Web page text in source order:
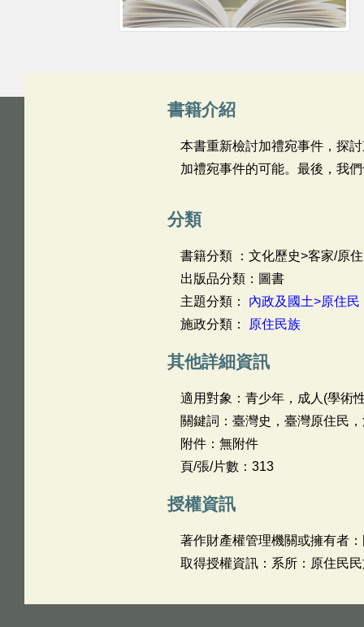
書籍介紹
本書重新檢討加禮宛事件，探
加禮宛事件的可能。最後，我
分類
書籍分類 ：文化歷史>客家/原
出版品分類：圖書
主題分類： 內政及國土>原住民
施政分類：
原住民族
其他詳細資訊
適用對象：青少年，成人(學術
關鍵詞：臺灣史，臺灣原住民
附件：無附件
頁/張/片數：313
授權資訊
著作財產權管理機關或擁有者
取得授權資訊：系所：原住民